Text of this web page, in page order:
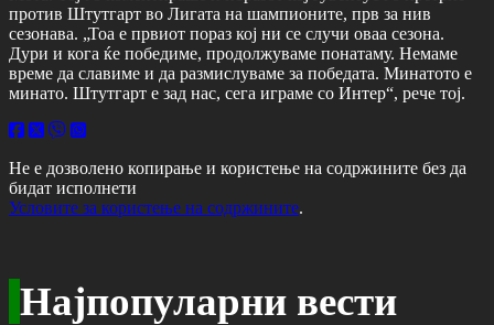
против Штутгарт во Лигата на шампионите, прв за нив
сезонава. „Тоа е првиот пораз кој ни се случи оваа сезона.
Дури и кога ќе победиме, продолжуваме понатаму. Немаме
време да славиме и да размислуваме за победата. Минатото е
минато. Штутгарт е зад нас, сега играме со Интер“, рече тој.
Не е дозволено копирање и користење на содржините без да
бидат исполнети
Условите за користење на содржините.
Најпопуларни вести